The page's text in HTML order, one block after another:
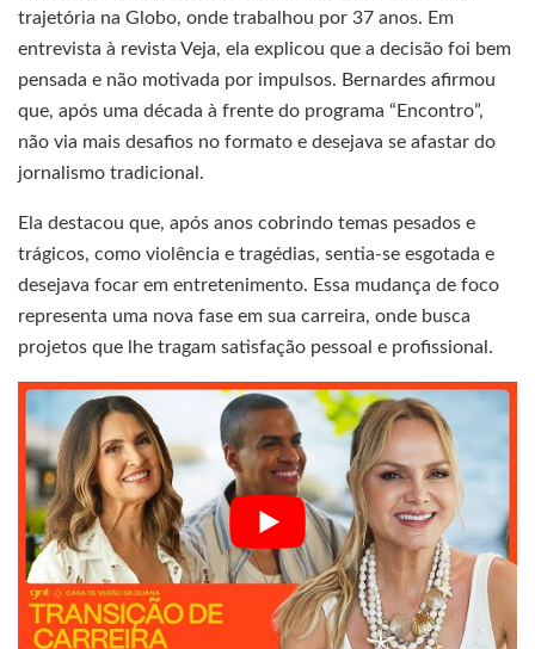
trajetória na Globo, onde trabalhou por 37 anos. Em
entrevista à revista Veja, ela explicou que a decisão foi bem
pensada e não motivada por impulsos. Bernardes afirmou
que, após uma década à frente do programa “Encontro”,
não via mais desafios no formato e desejava se afastar do
jornalismo tradicional.
Ela destacou que, após anos cobrindo temas pesados e
trágicos, como violência e tragédias, sentia-se esgotada e
desejava focar em entretenimento. Essa mudança de foco
representa uma nova fase em sua carreira, onde busca
projetos que lhe tragam satisfação pessoal e profissional.